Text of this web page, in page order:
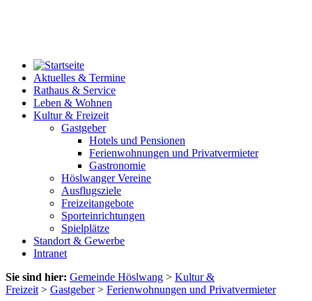
Aktuelles & Termine
Rathaus & Service
Leben & Wohnen
Kultur & Freizeit
Gastgeber
Hotels und Pensionen
Ferienwohnungen und Privatvermieter
Gastronomie
Höslwanger Vereine
Ausflugsziele
Freizeitangebote
Sporteinrichtungen
Spielplätze
Standort & Gewerbe
Intranet
Sie sind hier: Gemeinde Höslwang > Kultur &
Freizeit > Gastgeber> Ferienwohnungen und Privatvermieter